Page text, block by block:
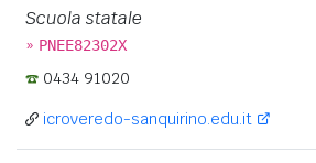
Scuola statale
» PNEE82302X
0434 91020
icroveredo-sanquirino.edu.it